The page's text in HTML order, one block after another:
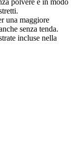
una maggiore
senza tenda.
incluse nella